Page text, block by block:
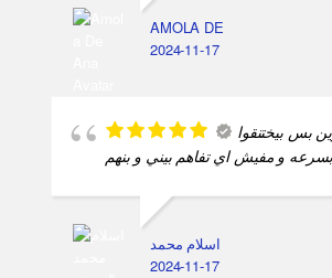
AMOLA DE
2024-11-17
بس بيختنقوا
بسرعه و مفيش اي تفاهم بيني و بنهم
اسلام محمد
2024-11-17